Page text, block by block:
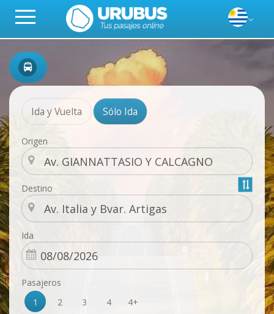
Ida y Vuelta Sólo Ida
Origen
Destino
Ida
Pasajeros
1
2 3 4 4+